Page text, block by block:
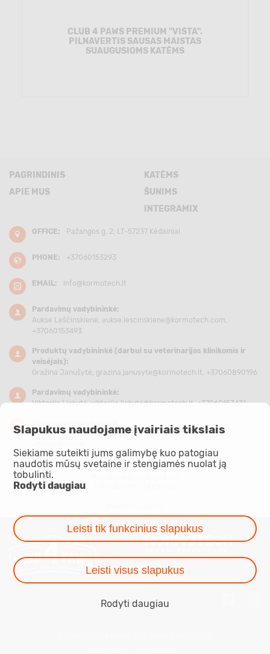
CLUB 4 PAWS PREMIUM "VIŠTA".
PILNAVERTIS SAUSAS MAISTAS
SUAUGUSIOMS KATĖMS
PAGRINDINIS
APIE MUS
KATĖMS
ŠUNIMS
INTEGRAMIX
OFFICE: Pažangos g. 2, LT-57237 Kėdainiai
PHONE: +37060153293
EMAIL: info@kormotech.lt
Pardavimų vadybininkė:
Auksė Leščinskienė, aukse.lescinskiene@kormotech.com,
+37060153493
Produktų vadybininkė (darbui su veterinarijos klinikomis ir
veisėjais):
Gražina Janušytė, grazina.janusyte@kormotech.lt, +37060890196
Pardavimų vadybininkė:
Viktorija Liekytė,viktorija.liekyte@kormotech.lt, +37060153431
Pardavimų vadybininkė:
Jelena Hoppenienė,jelena.hoppeniene@kormotech.lt,
SLAPUKŲ NUOSTATAI
Slapukus naudojame įvairiais tikslais
Siekiame suteikti jums galimybę kuo patogiau
naudotis mūsų svetaine ir stengiamės nuolat ją
tobulinti.
Rodyti daugiau
Leisti tik funkcinius slapukus
Leisti visus slapukus
Rodyti daugiau